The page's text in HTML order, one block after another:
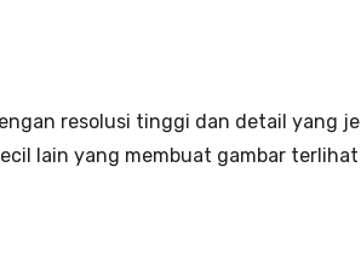
resolusi tinggi dan detail yang
lain yang membuat gambar